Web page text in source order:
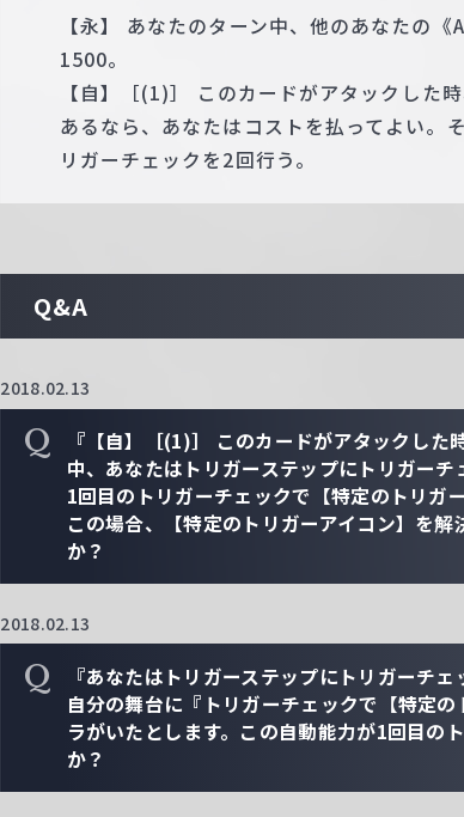
【永】 あなたのターン中、他のあなたの
1500。
【自】［(1)］ このカードがアタックした
あるなら、あなたはコストを払ってよい。
リガーチェックを2回行う。
Q&A
2018.02.13
Q
『【自】［(1)］ このカードがアタックし
中、あなたはトリガーステップにトリガーチ
1回目のトリガーチェックで【特定のトリガ
この場合、【特定のトリガーアイコン】を
か？
2018.02.13
Q
『あなたはトリガーステップにトリガーチェ
自分の舞台に『トリガーチェックで【特定
ラがいたとします。この自動能力が1回目の
か？